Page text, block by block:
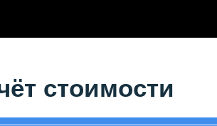
стоимости